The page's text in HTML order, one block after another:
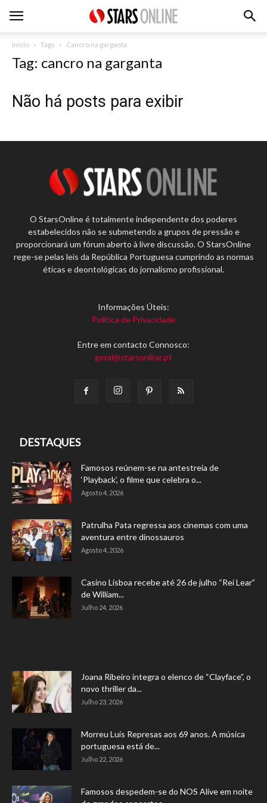
Inicio Tags Cancro na garganta
Tag: cancro na garganta
Não há posts para exibir
O StarsOnline é totalmente independente dos poderes
estabelecidos não se submetendo a grupos de pressão e
proporcionará um fórum aberto à livre discussão. O StarsOnline
rege-se pelas leis da República Portuguesa cumprindo as normas
éticas e deontológicas do jornalismo profissional.
Informações Úteis:
Política de Privacidade
Entre em contacto Connosco:
geral@starsonline.pt
DESTAQUES
Famosos reúnem-se na antestreia de
‘Playback’, o filme que celebra o...
Agosto 4, 2026
Patrulha Pata regressa aos cinemas com uma
aventura entre dinossauros
Agosto 4, 2026
Casino Lisboa recebe até 26 de julho “Rei Lear”
de William...
Julho 24, 2026
Joana Ribeiro integra o elenco de “Clayface”, o
novo thriller da...
Julho 23, 2026
Morreu Luís Represas aos 69 anos. A música
portuguesa está de...
Julho 22, 2026
Famosos despedem-se do NOS Alive em noite